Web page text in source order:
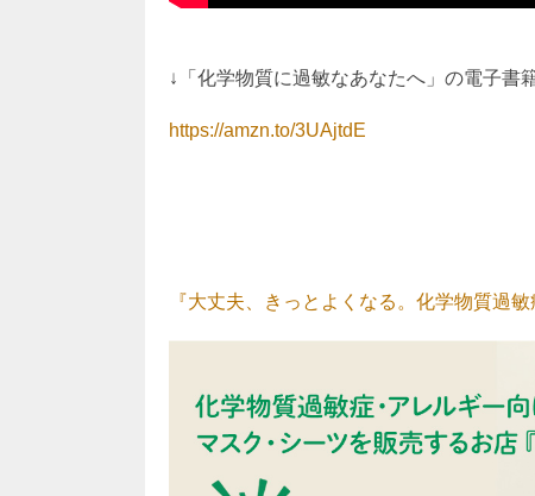
↓「化学物質に過敏なあなたへ」の電子書
https://amzn.to/3UAjtdE
『大丈夫、きっとよくなる。化学物質過